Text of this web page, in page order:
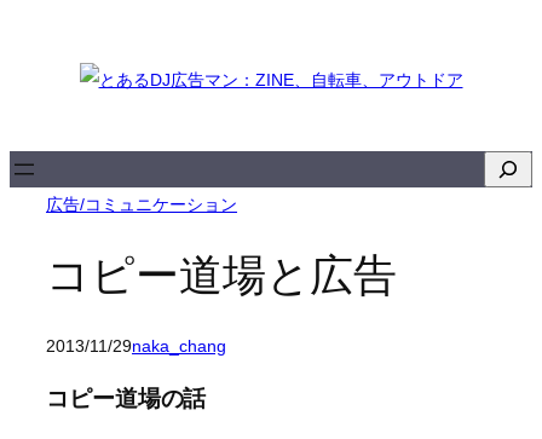
キ
広告/コミュニケーション
コピー道場と広告
2013/11/29naka_chang
コピー道場の話